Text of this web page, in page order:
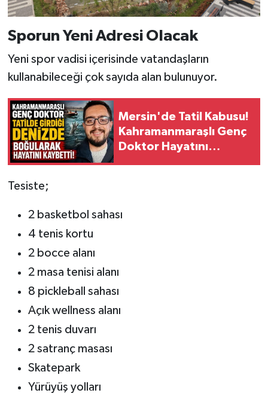
Sporun Yeni Adresi Olacak
Yeni spor vadisi içerisinde vatandaşların
kullanabileceği çok sayıda alan bulunuyor.
Mersin'de Tatil Kabusu!
Kahramanmaraşlı Genç
Doktor Hayatını
Tesiste;
2 basketbol sahası
4 tenis kortu
2 bocce alanı
2 masa tenisi alanı
8 pickleball sahası
Açık wellness alanı
2 tenis duvarı
2 satranç masası
Skatepark
Yürüyüş yolları
YEREL
BİLİM TEKNOLOJİ
ASAYİŞ
SEÇİM 2015
YARIŞMALAR
HABERDE İNSAN